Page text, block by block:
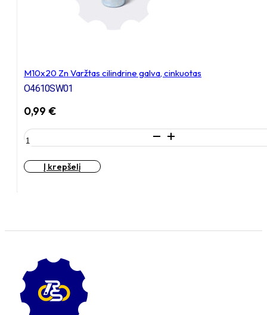
M10x20 Zn Varžtas cilindrine galva, cinkuotas
O4610SW01
0,99 €
produkto
kiekis:
M10x20
Zn
Į krepšelį